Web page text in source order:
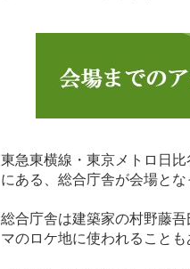
東急東横線・東京メトロ日
にある、総合庁舎が会場とな
総合庁舎は建築家の村野藤
マのロケ地に使われることも